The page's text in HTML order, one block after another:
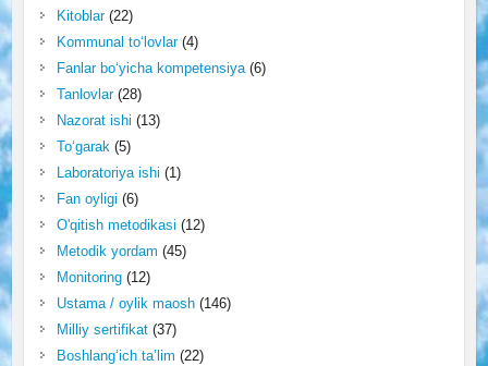
Kitoblar(22)
Kommunal to‘lovlar(4)
Fanlar bo‘yicha kompetensiya(6)
Tanlovlar(28)
Nazorat ishi (13)
To‘garak(5)
Laboratoriya ishi (1)
Fan oyligi (6)
O'qitish metodikasi (12)
Metodik yordam (45)
Monitoring(12)
Ustama / oylik maosh(146)
Milliy sertifikat(37)
Boshlang‘ich ta’lim (22)